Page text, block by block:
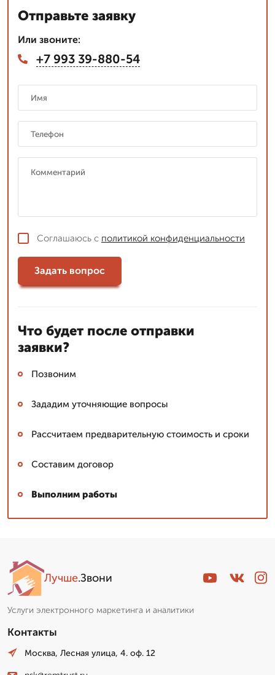
Отправьте заявку
Или звоните:
+7 993 39-880-54
Соглашаюсь с политикой конфиденциальности
Задать вопрос
Что будет после отправки
заявки?
Позвоним
Зададим уточняющие вопросы
Рассчитаем предварительную стоимость и сроки
Составим договор
Выполним работы
Лучше.Звони
Услуги электронного маркетинга и аналитики
Контакты
Москва, Лесная улица, 4. оф. 12